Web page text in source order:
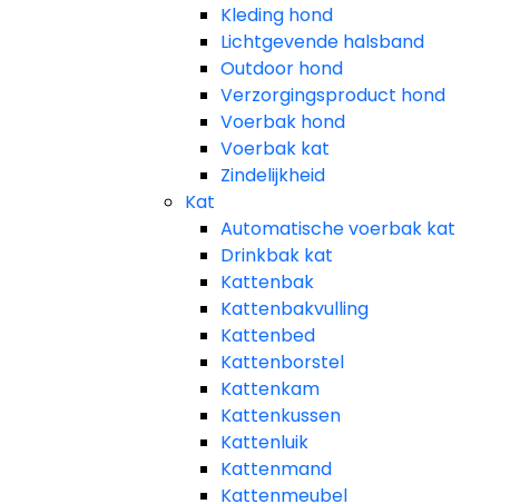
Kleding hond
Lichtgevende halsband
Outdoor hond
Verzorgingsproduct hond
Voerbak hond
Voerbak kat
Zindelijkheid
Kat
Automatische voerbak kat
Drinkbak kat
Kattenbak
Kattenbakvulling
Kattenbed
Kattenborstel
Kattenkam
Kattenkussen
Kattenluik
Kattenmand
Kattenmeubel